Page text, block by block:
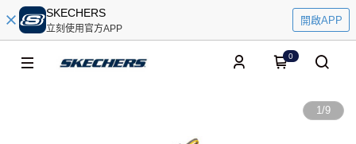
SKECHERS
立刻使用官方APP
開啟APP
0
1/9